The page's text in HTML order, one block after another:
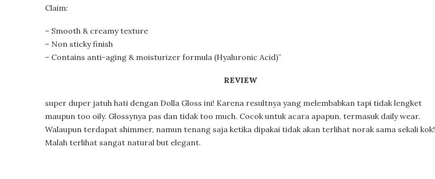
Claim:
– Smooth & creamy texture
– Non sticky finish
– Contains anti-aging & moisturizer formula (Hyaluronic Acid)”
REVIEW
super duper jatuh hati dengan Dolla Gloss ini! Karena resultnya yang melembabkan tapi tidak lengket
maupun too oily. Glossynya pas dan tidak too much. Cocok untuk acara apapun, termasuk daily wear.
Walaupun terdapat shimmer, namun tenang saja ketika dipakai tidak akan terlihat norak sama sekali kok!
Malah terlihat sangat natural but elegant.